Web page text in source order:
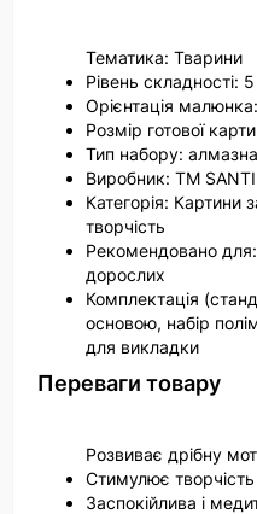
Тематика: Тварини
Рівень складності: 5
Орієнтація
Розмір готової
Тип набору:
Виробник: ТМ SANTI
Категорія: Картини
творчість
Рекомендовано для:
дорослих
Комплектація
основою, набір
для викладки
Переваги товару
Розвиває дрібну
Стимулює
Заспокійлива і